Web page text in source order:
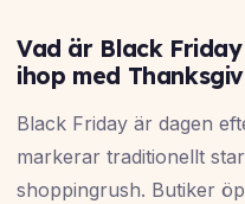
Vad är Black
ihop med
Black Friday är dagen
markerar traditionellt
shoppingrush. Butiker